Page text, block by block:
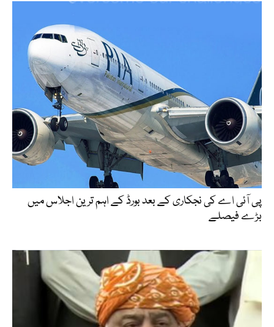
پی آئی اے کی نجکاری کے بعد بورڈ کے اہم ترین اجلاس میں
بڑے فیصلے